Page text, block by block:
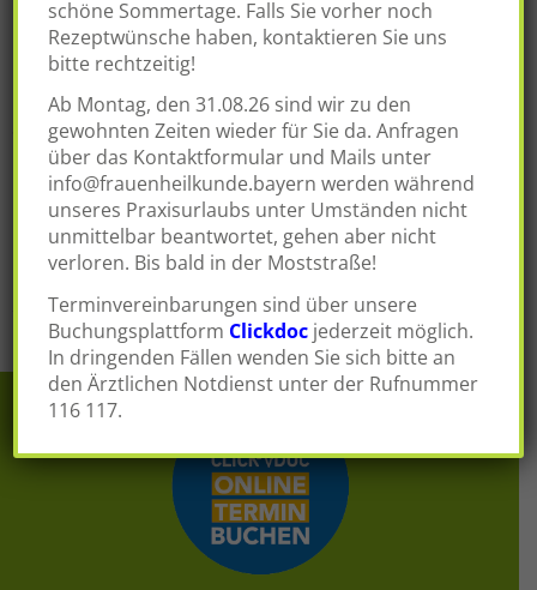
In Kooperation mit dem Ambulanten
Operationszentrum Fürth führen wir operative
Behandlungen des ambulanten gynäkologischen
Spektrums durch…
Posted inLeistungen Taggedambulante
Operation,Ausschabung,Blutungsstörungen ,
Brustbiopsie,Hysteroskopie, Mammabiopsie,Myome
Polypen
schöne Sommertage. Falls Sie vorher noch
Rezeptwünsche haben, kontaktieren Sie uns
bitte rechtzeitig!
Ab Montag, den 31.08.26 sind wir zu den
gewohnten Zeiten wieder für Sie da. Anfragen
über das Kontaktformular und Mails unter
info@frauenheilkunde.bayern werden während
unseres Praxisurlaubs unter Umständen nicht
unmittelbar beantwortet, gehen aber nicht
verloren. Bis bald in der Moststraße!
Terminvereinbarungen sind über unsere
Buchungsplattform Clickdoc jederzeit möglich.
In dringenden Fällen wenden Sie sich bitte an
den Ärztlichen Notdienst unter der Rufnummer
116 117.